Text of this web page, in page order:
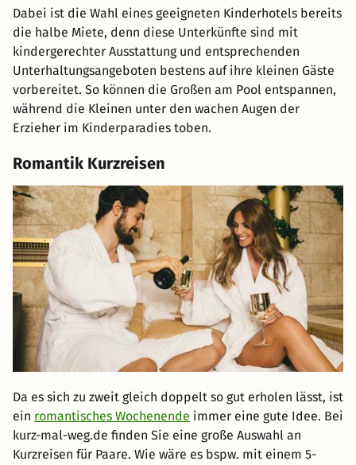
Dabei ist die Wahl eines geeigneten Kinderhotels bereits
die halbe Miete, denn diese Unterkünfte sind mit
kindergerechter Ausstattung und entsprechenden
Unterhaltungsangeboten bestens auf ihre kleinen Gäste
vorbereitet. So können die Großen am Pool entspannen,
während die Kleinen unter den wachen Augen der
Erzieher im Kinderparadies toben.
Romantik Kurzreisen
Da es sich zu zweit gleich doppelt so gut erholen lässt, ist
ein romantisches Wochenende immer eine gute Idee. Bei
kurz-mal-weg.de finden Sie eine große Auswahl an
Kurzreisen für Paare. Wie wäre es bspw. mit einem 5-